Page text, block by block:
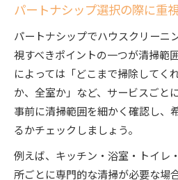
パートナシップ選択の際に重
パートナシップでハウスクリーニ
視すべきポイントの一つが清掃範
によっては「どこまで掃除してく
か、全室か」など、サービスごと
事前に清掃範囲を細かく確認し、
るかチェックしましょう。
例えば、キッチン・浴室・トイレ
所ごとに専門的な清掃が必要な場